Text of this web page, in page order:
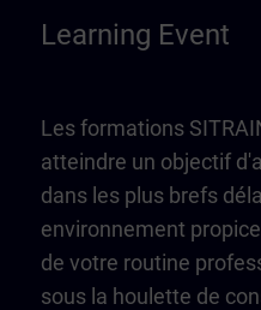
Learning Event
Les formations
atteindre un objectif
dans les plus brefs
environnement
de votre routine
sous la houlette de